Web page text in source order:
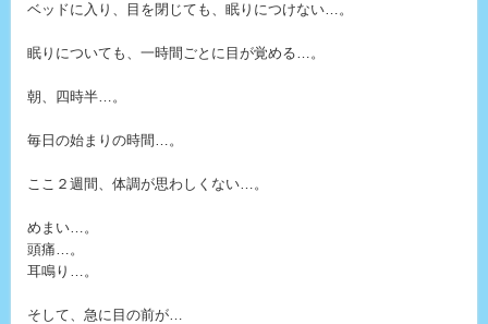
ベッドに入り、目を閉じても、眠りにつけない…。
眠りについても、一時間ごとに目が覚める…。
朝、四時半…。
毎日の始まりの時間…。
ここ２週間、体調が思わしくない…。
めまい…。
頭痛…。
耳鳴り…。
そして、急に目の前が…